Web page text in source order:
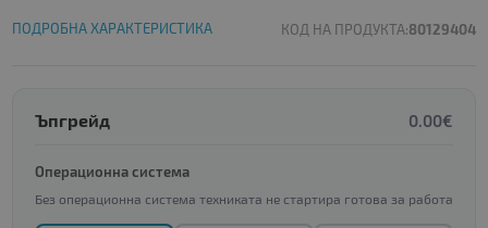
ПОДРОБНА ХАРАКТЕРИСТИКА КОД НА ПРОДУКТА:80129404
Ъпгрейд 0.00€
Операционна система
Без операционна система техниката не стартира готова за работа